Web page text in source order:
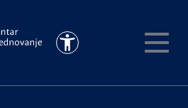
Pristupačnost